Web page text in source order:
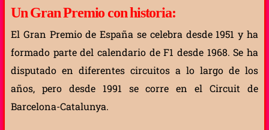
Un Gran Premio con historia:
El Gran Premio de España se celebra desde 1951 y ha
formado parte del calendario de F1 desde 1968. Se ha
disputado en diferentes circuitos a lo largo de los
años, pero desde 1991 se corre en el Circuit de
Barcelona-Catalunya.